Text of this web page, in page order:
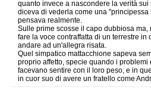
quanto invece a nascondere la verità sui
diceva di vederla come una
pensava realmente.
Sulle prime scosse il capo dubbiosa
fare la voce contraffatta di un terrestre in
andare ad un'allegra risata.
Quel simpatico mattacchione sapeva
proprio affetto, specie quando i problemi
facevano sentire con il loro peso, e in
in cuor suo di avere un fratello come